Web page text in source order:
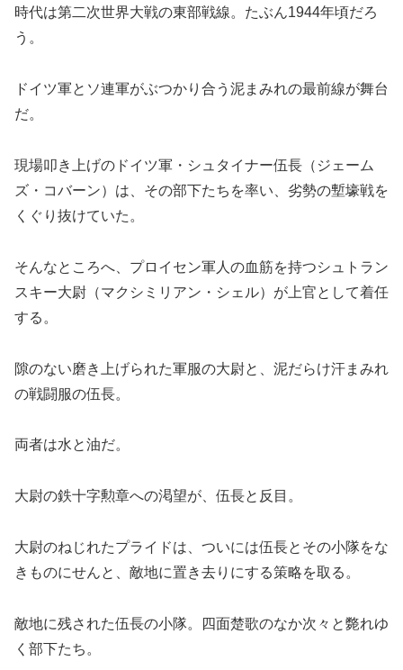
時代は第二次世界大戦の東部戦線。たぶん1944年頃だろ
う。
ドイツ軍とソ連軍がぶつかり合う泥まみれの最前線が舞台
だ。
現場叩き上げのドイツ軍・シュタイナー伍長（ジェーム
ズ・コバーン）は、その部下たちを率い、劣勢の塹壕戦を
くぐり抜けていた。
そんなところへ、プロイセン軍人の血筋を持つシュトラン
スキー大尉（マクシミリアン・シェル）が上官として着任
する。
隙のない磨き上げられた軍服の大尉と、泥だらけ汗まみれ
の戦闘服の伍長。
両者は水と油だ。
大尉の鉄十字勲章への渇望が、伍長と反目。
大尉のねじれたプライドは、ついには伍長とその小隊をな
きものにせんと、敵地に置き去りにする策略を取る。
敵地に残された伍長の小隊。四面楚歌のなか次々と斃れゆ
く部下たち。